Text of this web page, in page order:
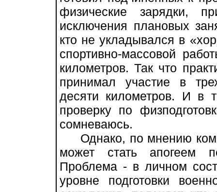
физические зарядки,
исключения плановых
кто не укладывался в
спортивно-массовой
километров. Так что
принимал участие в
десяти километров. И в
проверку по
сомневаюсь.
Однако, по мнению
может стать апогеем
Проблема - в личном
уровне подготовки